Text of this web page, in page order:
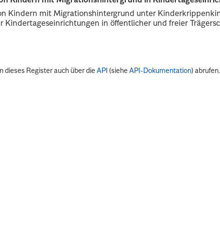
Kindern mit Migrationshintergrund unter
Kindertageseinrichtungen in öffentlicher und freier
dieses Register auch über dieAPI (sieheAPI-Dokumentation) abrufen.